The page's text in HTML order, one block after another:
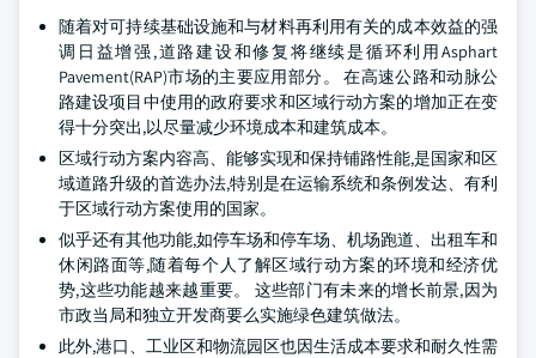
随着对可持续基础设施和与材料再利用有关的成本效益的强
调日益增强,道路建设和修复将继续是循环利用Asphart
Pavement(RAP)市场的主要应用部分。 在高速公路和动脉公
路建设项目中使用的政府要求和区域行动方案的增加正在变
得十分突出,以尽量减少环境成本和建筑成本。
区域行动方案内容高、能够实现和保持铺路性能,是国家和区
域道路升级的首选办法,特别是在运输系统和条例发达、有利
于区域行动方案使用的国家。
似乎还有其他功能,如停车场和停车场、机场跑道、出租车和
休闲路面等,随着每个人了解区域行动方案的环境和经济优
势,这些功能越来越重要。 这些部门有未来的增长前景,因为
市政当局和独立开发商要么实施绿色建筑做法。
此外,港口、工业区和物流园区也因生活成本要求和耐久性需